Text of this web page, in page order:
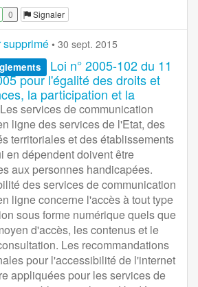
0 Signaler
supprimé• 30 sept. 2015
Loi n° 2005-102 du 11
pour l'égalité des droits et
la participation et la
services de communication
ligne des services de l'Etat, des
territoriales et des établissements
en dépendent doivent être
aux personnes handicapées.
des services de communication
ligne concerne l'accès à tout type
sous forme numérique quels que
d'accès, les contenus et le
Les recommandations
pour l'accessibilité de l'internet
appliquées pour les services de